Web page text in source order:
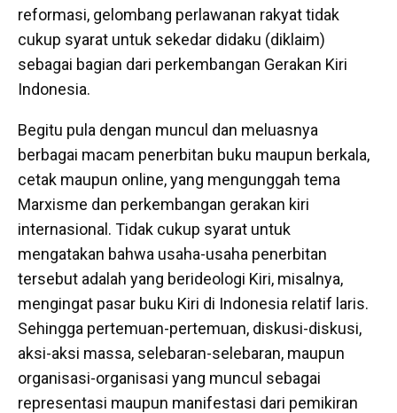
reformasi, gelombang perlawanan rakyat tidak
cukup syarat untuk sekedar didaku (diklaim)
sebagai bagian dari perkembangan Gerakan Kiri
Indonesia.
Begitu pula dengan muncul dan meluasnya
berbagai macam penerbitan buku maupun berkala,
cetak maupun online, yang mengunggah tema
Marxisme dan perkembangan gerakan kiri
internasional. Tidak cukup syarat untuk
mengatakan bahwa usaha-usaha penerbitan
tersebut adalah yang berideologi Kiri, misalnya,
mengingat pasar buku Kiri di Indonesia relatif laris.
Sehingga pertemuan-pertemuan, diskusi-diskusi,
aksi-aksi massa, selebaran-selebaran, maupun
organisasi-organisasi yang muncul sebagai
representasi maupun manifestasi dari pemikiran